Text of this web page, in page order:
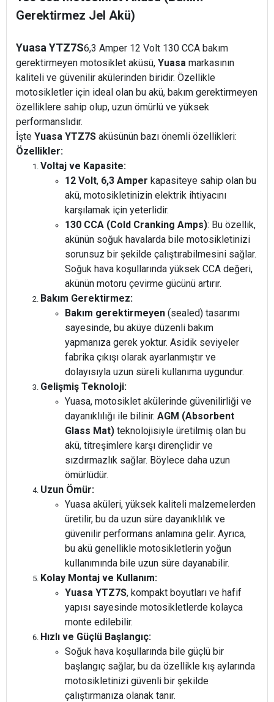
Gerektirmez Jel Akü)
Yuasa YTZ7S6,3 Amper 12 Volt 130 CCA bakım
gerektirmeyen motosiklet aküsü, Yuasa markasının
kaliteli ve güvenilir akülerinden biridir. Özellikle
motosikletler için ideal olan bu akü, bakım gerektirmeyen
özelliklere sahip olup, uzun ömürlü ve yüksek
performanslıdır.
İşte Yuasa YTZ7S aküsünün bazı önemli özellikleri:
Özellikler:
Voltaj ve Kapasite:
12 Volt, 6,3 Amper kapasiteye sahip olan bu
akü, motosikletinizin elektrik ihtiyacını
karşılamak için yeterlidir.
130 CCA (Cold Cranking Amps): Bu özellik,
akünün soğuk havalarda bile motosikletinizi
sorunsuz bir şekilde çalıştırabilmesini sağlar.
Soğuk hava koşullarında yüksek CCA değeri,
akünün motoru çevirme gücünü artırır.
Bakım Gerektirmez:
Bakım gerektirmeyen (sealed) tasarımı
sayesinde, bu aküye düzenli bakım
yapmanıza gerek yoktur. Asidik seviyeler
fabrika çıkışı olarak ayarlanmıştır ve
dolayısıyla uzun süreli kullanıma uygundur.
Gelişmiş Teknoloji:
Yuasa, motosiklet akülerinde güvenilirliği ve
dayanıklılığı ile bilinir. AGM (Absorbent
Glass Mat) teknolojisiyle üretilmiş olan bu
akü, titreşimlere karşı dirençlidir ve
sızdırmazlık sağlar. Böylece daha uzun
ömürlüdür.
Uzun Ömür:
Yuasa aküleri, yüksek kaliteli malzemelerden
üretilir, bu da uzun süre dayanıklılık ve
güvenilir performans anlamına gelir. Ayrıca,
bu akü genellikle motosikletlerin yoğun
kullanımında bile uzun süre dayanabilir.
Kolay Montaj ve Kullanım:
Yuasa YTZ7S, kompakt boyutları ve hafif
yapısı sayesinde motosikletlerde kolayca
monte edilebilir.
Hızlı ve Güçlü Başlangıç:
Soğuk hava koşullarında bile güçlü bir
başlangıç sağlar, bu da özellikle kış aylarında
motosikletinizi güvenli bir şekilde
çalıştırmanıza olanak tanır.